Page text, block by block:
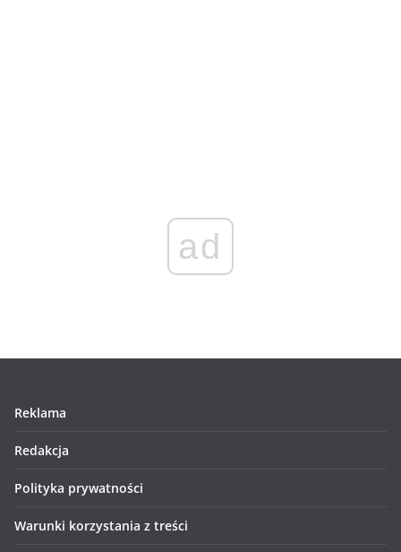
ad
Reklama
Redakcja
Polityka prywatności
Warunki korzystania z treści